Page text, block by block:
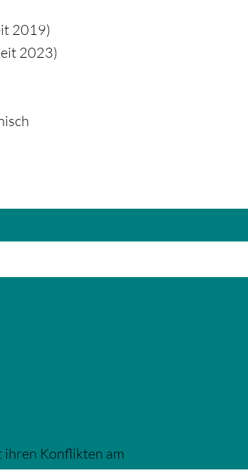
2019)
2023)
ihren Konflikten am